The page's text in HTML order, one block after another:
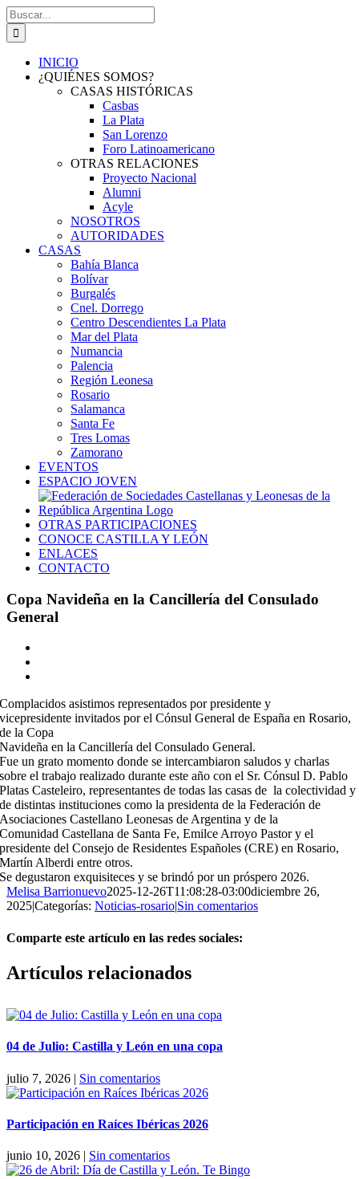
Saltar
al
contenido
Buscar:
INICIO
¿QUIÉNES SOMOS?
CASAS HISTÓRICAS
Casbas
La Plata
San Lorenzo
Foro Latinoamericano
OTRAS RELACIONES
Proyecto Nacional
Alumni
Acyle
NOSOTROS
AUTORIDADES
CASAS
Bahía Blanca
Bolívar
Burgalés
Cnel. Dorrego
Centro Descendientes La Plata
Mar del Plata
Numancia
Palencia
Región Leonesa
Rosario
Salamanca
Santa Fe
Tres Lomas
Zamorano
EVENTOS
ESPACIO JOVEN
OTRAS PARTICIPACIONES
CONOCE CASTILLA Y LEÓN
ENLACES
CONTACTO
Copa Navideña en la Cancillería del Consulado
General
Complacidos asistimos representados por presidente y
vicepresidente invitados por el Cónsul General de España en Rosario,
de la Copa
Navideña en la Cancillería del Consulado General.
Fue un grato momento donde se intercambiaron saludos y charlas
sobre el trabajo realizado durante este año con el Sr. Cónsul D. Pablo
Platas Casteleiro, representantes de todas las casas de la colectividad y
de distintas instituciones como la presidenta de la Federación de
Asociaciones Castellano Leonesas de Argentina y de la
Comunidad Castellana de Santa Fe, Emilce Arroyo Pastor y el
presidente del Consejo de Residentes Españoles (CRE) en Rosario,
Martín Alberdi entre otros.
Se degustaron exquisiteces y se brindó por un próspero 2026.
Melisa Barrionuevo2025-12-26T11:08:28-03:00diciembre 26,
2025|Categorías: Noticias-rosario|Sin comentarios
Comparte este artículo en las redes sociales:
Facebook
X
Reddit
LinkedIn
Pinterest
Vk
Artículos relacionados
04 de Julio: Castilla y León en una copa
julio 7, 2026 | Sin comentarios
Participación en Raíces Ibéricas 2026
junio 10, 2026 | Sin comentarios